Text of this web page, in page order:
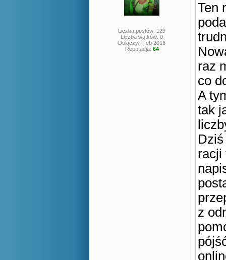
Liczba postów: 129
Liczba wątków: 0
Dołączył: Feb 2016
Reputacja: 64
Ten
raz
co
A
tak
racji
z